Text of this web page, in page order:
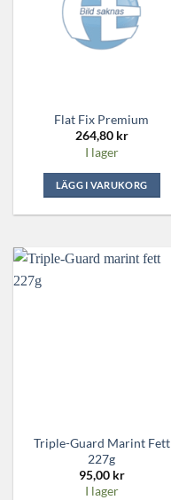
Flat Fix Premium
264,80 kr
I lager
LÄGG I VARUKORG
Triple-Guard Marint Fett
227g
95,00 kr
I lager